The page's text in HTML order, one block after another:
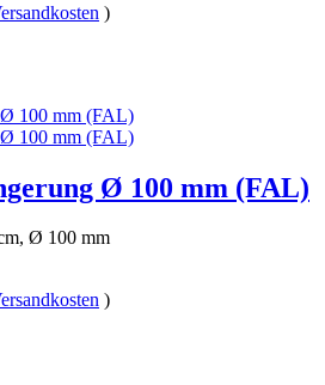
)
Ø 100 mm (FAL)
Ø 100 mm
)